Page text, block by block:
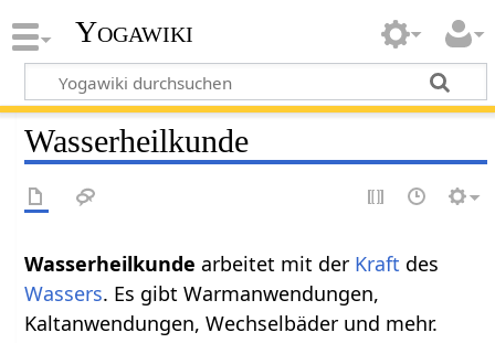
Yogawiki
Wasserheilkunde
Wasserheilkunde arbeitet mit der Kraft des
Wassers. Es gibt Warmanwendungen,
Kaltanwendungen, Wechselbäder und mehr.